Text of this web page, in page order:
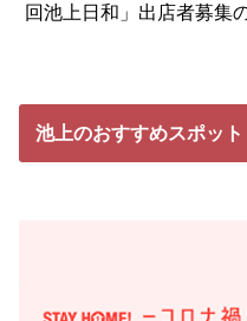
回池上日和」出店者募集
池上のおすすめスポット